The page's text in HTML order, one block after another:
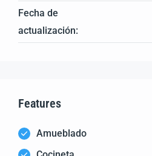
Fecha de
actualización:
Features
Amueblado